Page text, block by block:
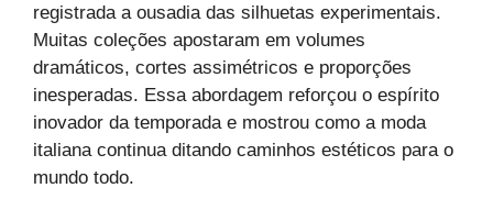
registrada a ousadia das silhuetas experimentais.
Muitas coleções apostaram em volumes
dramáticos, cortes assimétricos e proporções
inesperadas. Essa abordagem reforçou o espírito
inovador da temporada e mostrou como a moda
italiana continua ditando caminhos estéticos para o
mundo todo.